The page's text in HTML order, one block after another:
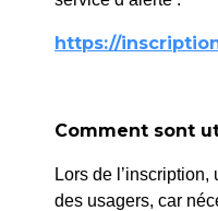
spectacles, marché
https://
Comment sont
Lors de
des usagers, car